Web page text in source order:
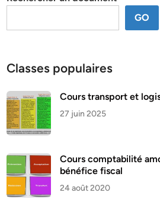
GO
Classes populaires
Cours transport et
27 juin 2025
Cours comptabilité
bénéfice fiscal
24 août 2020